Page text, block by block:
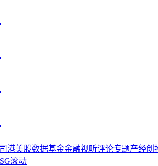
港美股数据基金金融视听评论专题产经创
滚动